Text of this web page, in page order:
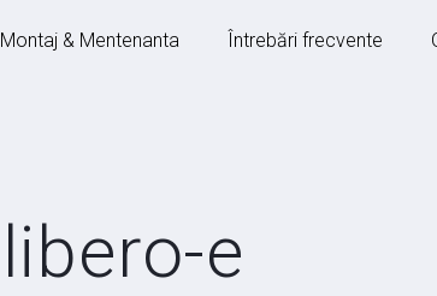
Montaj & Mentenanta Întrebări frecvente
libero-e